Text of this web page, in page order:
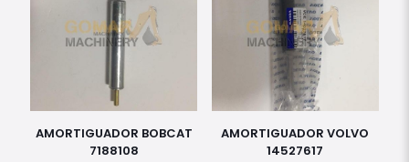
AMORTIGUADOR BOBCAT
7188108
AMORTIGUADOR VOLVO
14527617